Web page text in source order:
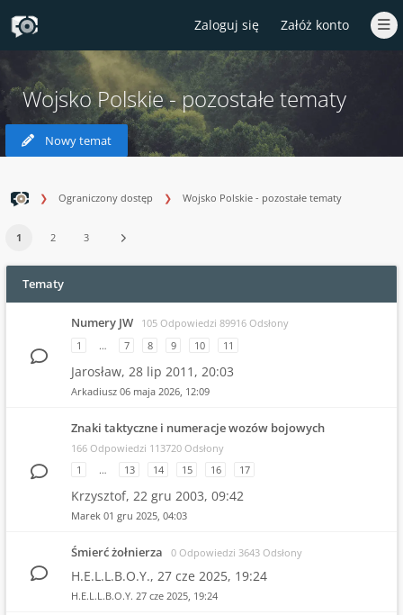
Zaloguj się Załóż konto
Wojsko Polskie - pozostałe tematy
Nowy temat
Ograniczony dostęp Wojsko Polskie - pozostałe tematy
1 2 3
Tematy
Numery JW
105 Odpowiedzi 89916 Odsłony
1
… 7 8 9 10 11
Jarosław, 28 lip 2011, 20:03
Arkadiusz 06 maja 2026, 12:09
Znaki taktyczne i numeracje wozów bojowych
166 Odpowiedzi 113720 Odsłony
1
… 13 14 15 16 17
Krzysztof, 22 gru 2003, 09:42
Marek 01 gru 2025, 04:03
Śmierć żołnierza 0 Odpowiedzi 3643 Odsłony
H.E.L.L.B.O.Y., 27 cze 2025, 19:24
H.E.L.L.B.O.Y. 27 cze 2025, 19:24